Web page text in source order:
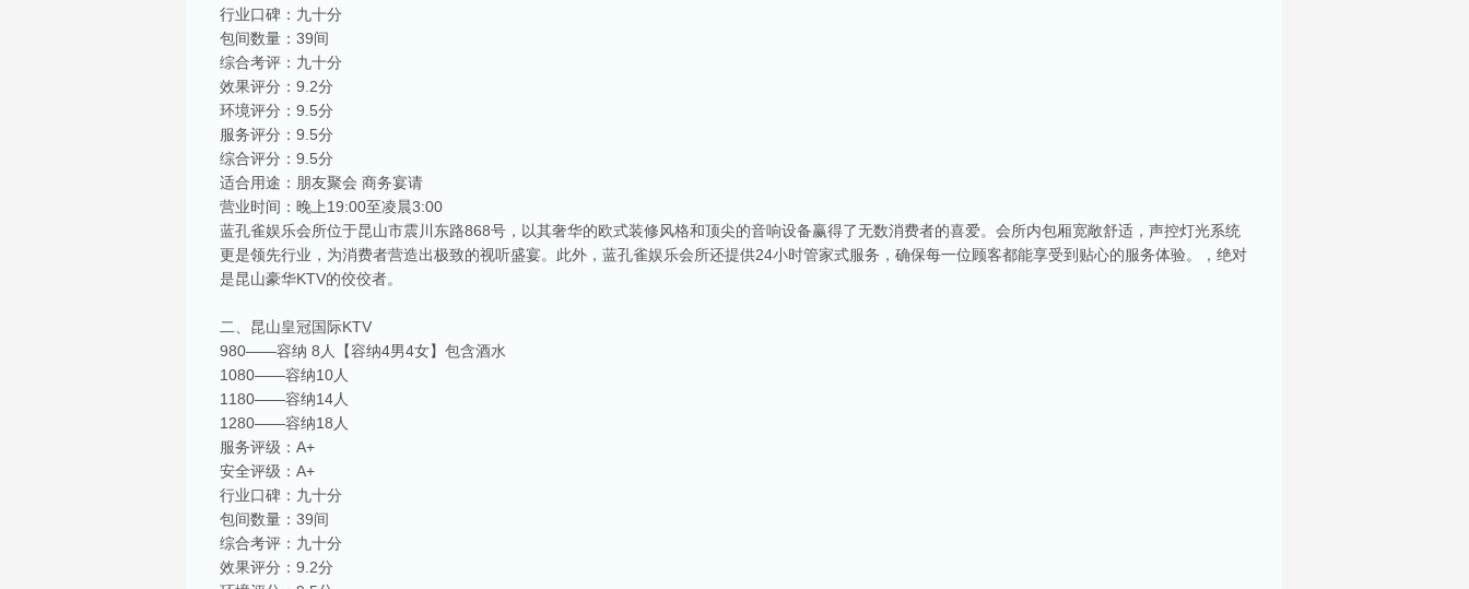
行业口碑：九十分
包间数量：39间
综合考评：九十分
效果评分：9.2分
环境评分：9.5分
服务评分：9.5分
综合评分：9.5分
适合用途：朋友聚会 商务宴请
营业时间：晚上19:00至凌晨3:00
蓝孔雀娱乐会所位于昆山市震川东路868号，以其奢华的欧式装修风格和顶尖的音响设备赢得了无数消费者的喜爱。会所内包厢宽敞舒适，声控灯光系统
更是领先行业，为消费者营造出极致的视听盛宴。此外，蓝孔雀娱乐会所还提供24小时管家式服务，确保每一位顾客都能享受到贴心的服务体验。，绝对
是昆山豪华KTV的佼佼者。
二、昆山皇冠国际KTV
980——容纳 8人【容纳4男4女】包含酒水
1080——容纳10人
1180——容纳14人
1280——容纳18人
服务评级：A+
安全评级：A+
行业口碑：九十分
包间数量：39间
综合考评：九十分
效果评分：9.2分